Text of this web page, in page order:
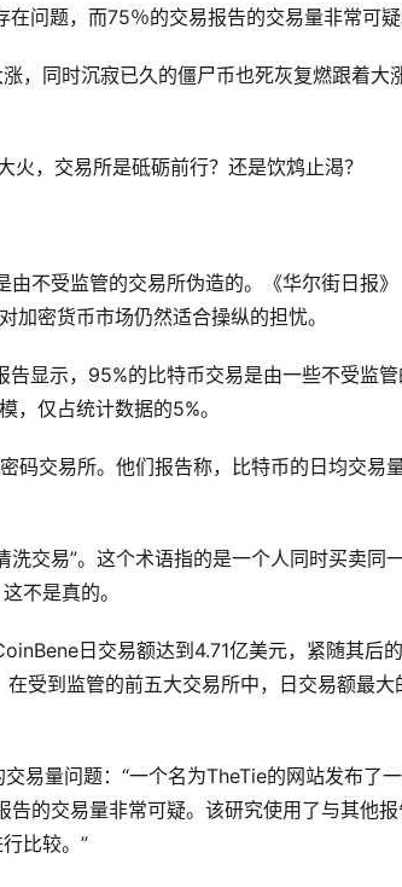
问题，而75％的交易报告的交易量非常可疑
，同时沉寂已久的僵尸币也死灰复燃跟着大涨
，交易所是砥砺前行？还是饮鸩止渴？
不受监管的交易所伪造的。《华尔街日报》
密货币市场仍然适合操纵的担忧。
显示，95%的比特币交易是由一些不受监管
，仅占统计数据的5%。
码交易所。他们报告称，比特币的日均交易
交易”。这个术语指的是一个人同时买卖同
不是真的。
日交易额达到4.71亿美元，紧随其后的
受到监管的前五大交易所中，日交易额最大
易量问题：“一个名为TheTie的网站发布了
的交易量非常可疑。该研究使用了与其他报
比较。”